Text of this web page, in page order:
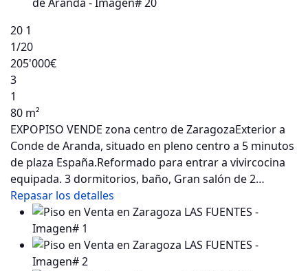
20 1
1/20
205'000€
3
1
80 m²
EXPOPISO VENDE zona centro de ZaragozaExterior a
Conde de Aranda, situado en pleno centro a 5 minutos
de plaza España.Reformado para entrar a vivircocina
equipada. 3 dormitorios, baño, Gran salón de 2…
Repasar los detalles